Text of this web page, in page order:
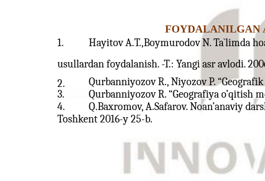
FOYDALANILGAN
1.
Hayitov A.T.,Boymurodov N. Ta`limda
usullardan foydalanish. -T.: Yangi asr avlodi.
2.
Qurbanniyozov R., Niyozov P.
3.
Qurbanniyozov R. “Geografiya o’qitish
4.
Q.Baxromov, A.Safarov. Noan’anaviy
Toshkent 2016-y 25-b.